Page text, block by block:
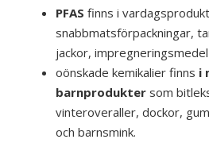
PFAS finns i
snabbmatsförpackningar,
jackor,
oönskade kemikalier finns i
barnprodukter som
vinteroveraller, dockor,
och barnsmink.